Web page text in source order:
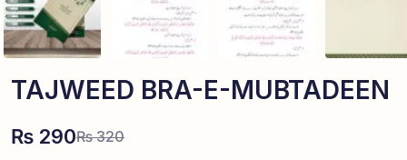
TAJWEED BRA-E-MUBTADEEN
₨320
₨ 290